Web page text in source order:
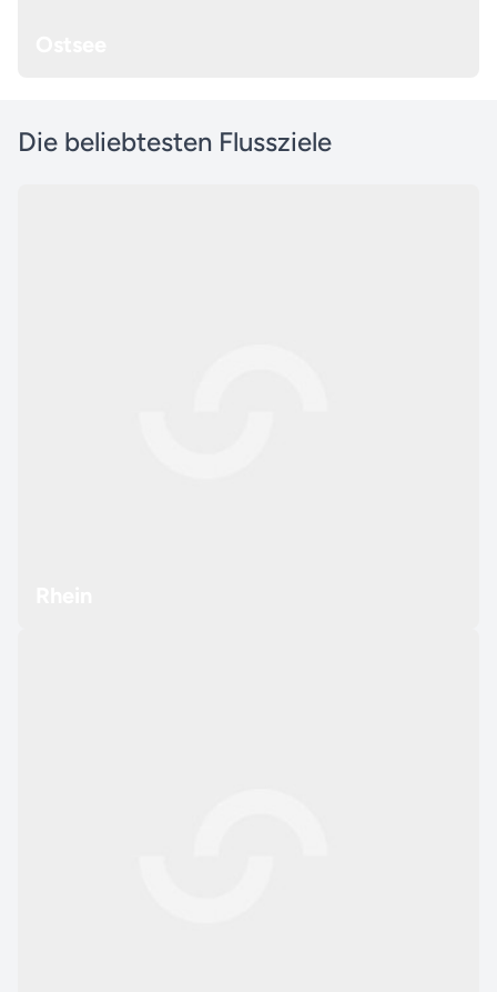
Die beliebtesten Flussziele